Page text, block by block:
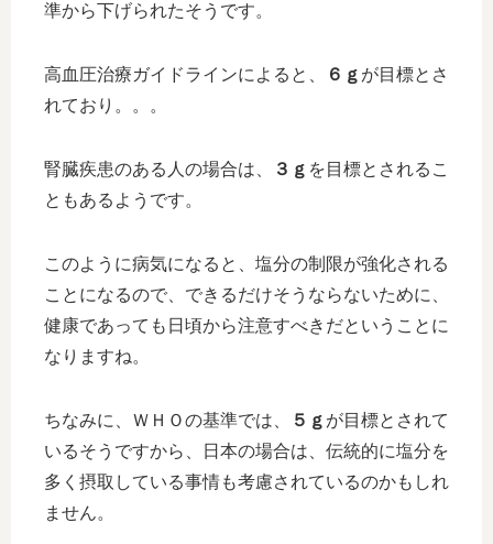
準から下げられたそうです。
高血圧治療ガイドラインによると、 ６ｇ が目標とさ
れており。。。
腎臓疾患のある人の場合は、 ３ｇ を目標とされるこ
ともあるようです。
このように病気になると、塩分の制限が強化される
ことになるので、できるだけそうならないために、
健康であっても日頃から注意すべきだということに
なりますね。
ちなみに、ＷＨＯの基準では、 ５ｇ が目標とされて
いるそうですから、日本の場合は、伝統的に塩分を
多く摂取している事情も考慮されているのかもしれ
ません。